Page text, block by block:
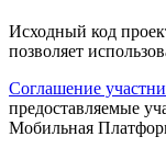
Исходный код
позволяет
Соглашение
предоставляемые
Мобильная